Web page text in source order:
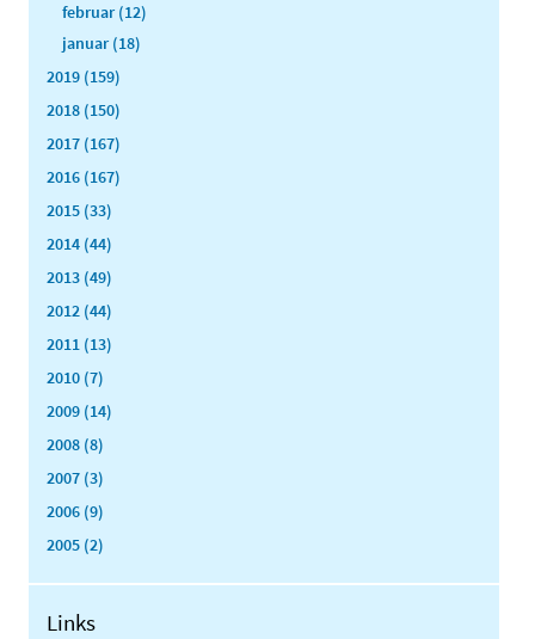
februar (12)
januar (18)
2019 (159)
2018 (150)
2017 (167)
2016 (167)
2015 (33)
2014 (44)
2013 (49)
2012 (44)
2011 (13)
2010 (7)
2009 (14)
2008 (8)
2007 (3)
2006 (9)
2005 (2)
Links